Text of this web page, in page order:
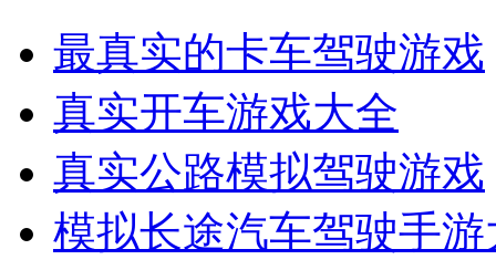
最真实的卡车驾驶游戏
真实开车游戏大全
真实公路模拟驾驶游戏
模拟长途汽车驾驶手游